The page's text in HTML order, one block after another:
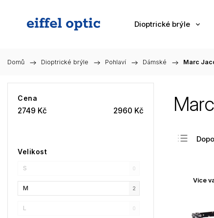
Dioptrické brýle
Domů / Dioptrické brýle / Pohlaví / Dámské / Marc
Cena
2749 Kč 2960 Kč
Velikost
S 0
M 2
L 0
Více